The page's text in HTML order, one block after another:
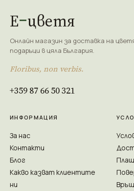
Е цветя
Онлайн магазин за доставка на
подаръци в цяла България.
Floribus, non verbis.
+359 87 66 50 321
ИНФОРМАЦИЯ
За нас
Контакти
Блог
Какво казват клиентите
ни